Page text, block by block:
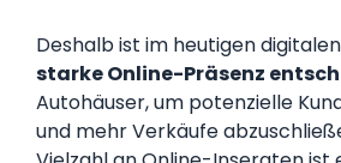
Deshalb ist im heutigen
starke Online-Präsenz
Autohäuser, um potenzielle
und mehr Verkäufe